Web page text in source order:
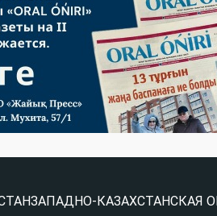
ЗАПАДНО-КАЗАХСТАНСКАЯ